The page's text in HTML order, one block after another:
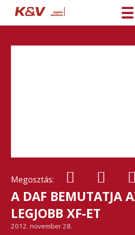
☰
Megosztás:
A DAF BEMUTATJA
LEGJOBB XF-ET
2012. november 28.